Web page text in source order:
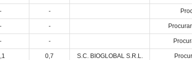
- -
- -
- -
0,7 S.C. BIOGLOBAL S.R.L.